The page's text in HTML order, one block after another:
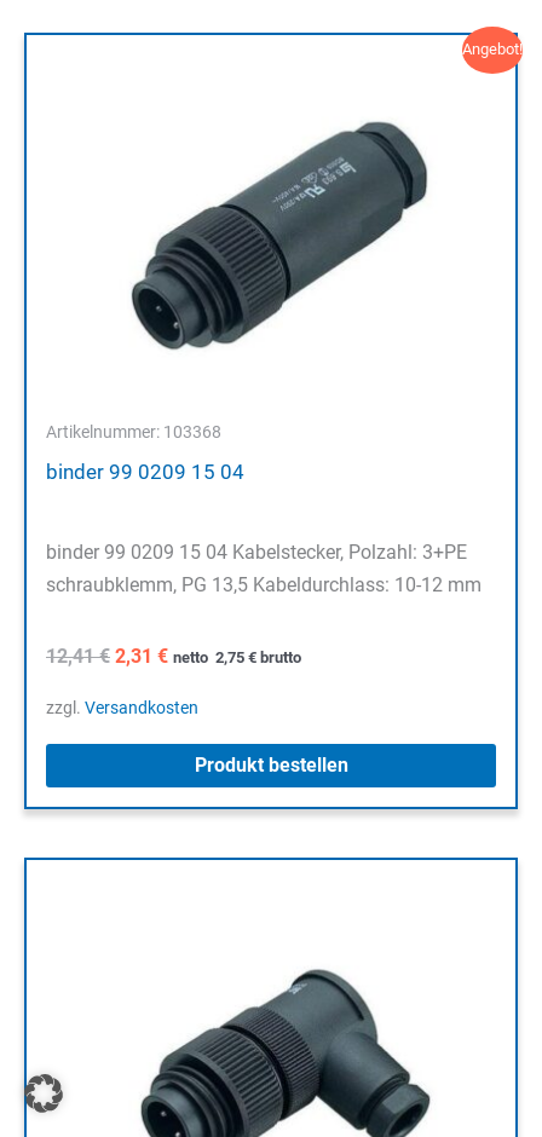
Angebot!
Artikelnummer: 103368
binder 99 0209 15 04
binder 99 0209 15 04 Kabelstecker, Polzahl: 3+PE
schraubklemm, PG 13,5 Kabeldurchlass: 10-12 mm
12,41€ Ursprünglicher
war:
2,31 €Aktueller
ist:
netto 2,75 € brutto
zzgl. Versandkosten
Produkt bestellen